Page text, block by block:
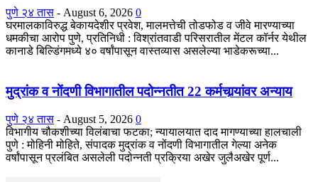
पुणे २४ तास - August 6, 2026 0
घरमालकाविरुद्ध बेकायदेशीर प्रवेश, मालमत्तेची तोडफोड व जीवे मारण्याच्या
धमकीचा आरोप पुणे, प्रतिनिधी : विश्रांतवाडी परिसरातील मेंटल कॉर्नर येथील
कानाडे बिल्डिंगमध्ये ४० वर्षांपासून वास्तव्यास असलेल्या भाडेकरूच्या...
मुद्रांक व नोंदणी विभागातील पदोन्नतीत 22 कर्मचार्‍यांवर अन्याय
पुणे २४ तास - August 5, 2026 0
विभागीय चौकशीच्या विलंबाचा फटका; न्यायालयात दाद मागण्याच्या हालचाली
पुणे : मोहिनी मोहिते, संपादक मुद्रांक व नोंदणी विभागातील गेल्या अनेक
वर्षांपासून प्रलंबित असलेली पदोन्नती प्रक्रिया अखेर जुलैअखेर पूर्ण...